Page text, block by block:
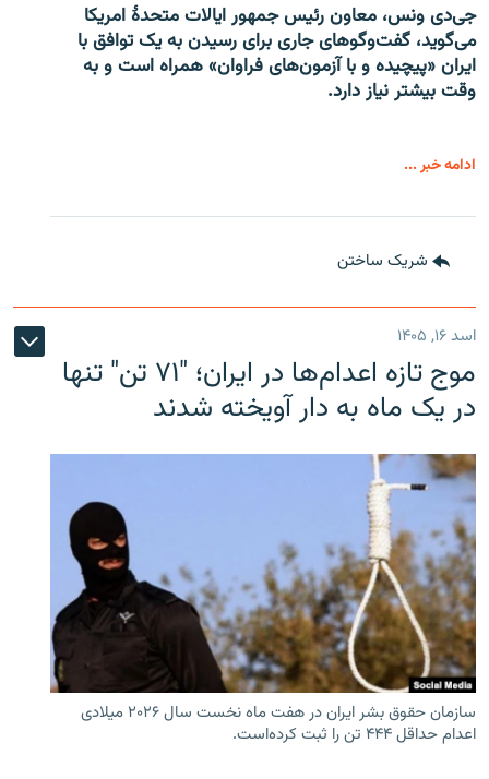
جی‌دی ونس، معاون رئیس جمهور ایالات متحدۀ امریکا
می‌گوید، گفت‌وگوهای جاری برای رسیدن به یک توافق با
ایران «پیچیده و با آزمون‌های فراوان» همراه است و به
وقت بیشتر نیاز دارد.
ادامه خبر ...
شریک ساختن
اسد ۱۶, ۱۴۰۵
موج تازه اعدام‌ها در ایران؛ "۷۱ تن" تنها
در یک ماه به دار آویخته شدند
سازمان حقوق بشر ایران در هفت ماه نخست سال ۲۰۲۶ میلادی
اعدام حداقل ۴۴۴ تن را ثبت کرده‌است.